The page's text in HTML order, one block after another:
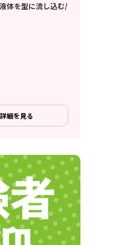
体を型に流し込む/
詳細を見る